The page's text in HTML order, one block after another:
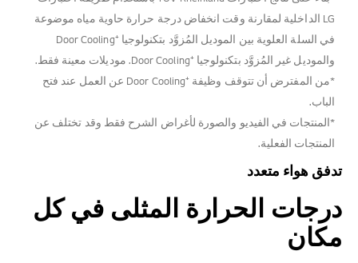
LG الداخلية لمقارنة وقت انخفاض درجة حرارة حاوية مياه موضوعة
في السلة العلوية بين الموديل المُزوَّد بتكنولوجيا Door Cooling⁺‎
والموديل غير المُزوَّد بتكنولوجيا Door Cooling⁺‎. موديلات معينة فقط.
*من المفترض أن تتوقف وظيفة Door Cooling⁺‎ عن العمل عند فتح
الباب.
*المنتجات في الفيديو والصورة لأغراض الشرح فقط وقد تختلف عن
المنتجات الفعلية.
تدفق هواء متعدد
درجات الحرارة المثلى في كل
مكان